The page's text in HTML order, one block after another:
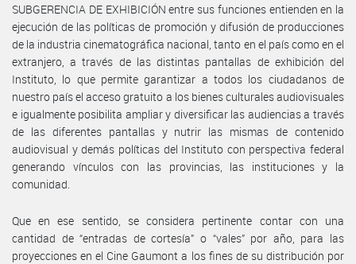
SUBGERENCIA DE EXHIBICIÓN entre sus funciones entienden en la
ejecución de las políticas de promoción y difusión de producciones
de la industria cinematográfica nacional, tanto en el país como en el
extranjero, a través de las distintas pantallas de exhibición del
Instituto, lo que permite garantizar a todos los ciudadanos de
nuestro país el acceso gratuito a los bienes culturales audiovisuales
e igualmente posibilita ampliar y diversificar las audiencias a través
de las diferentes pantallas y nutrir las mismas de contenido
audiovisual y demás políticas del Instituto con perspectiva federal
generando vínculos con las provincias, las instituciones y la
comunidad.
Que en ese sentido, se considera pertinente contar con una
cantidad de “entradas de cortesía” o “vales” por año, para las
proyecciones en el Cine Gaumont a los fines de su distribución por